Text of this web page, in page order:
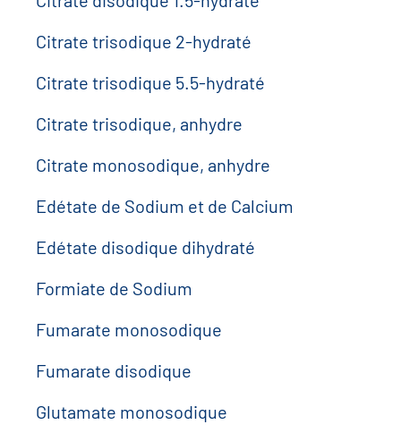
Citrate trisodique 2-hydraté
Citrate trisodique 5.5-hydraté
Citrate trisodique, anhydre
Citrate monosodique, anhydre
Edétate de Sodium et de Calcium
Edétate disodique dihydraté
Formiate de Sodium
Fumarate monosodique
Fumarate disodique
Glutamate monosodique